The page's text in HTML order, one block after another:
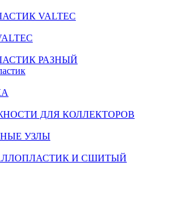
VALTEC
РАЗНЫЙ
ДЛЯ КОЛЛЕКТОРОВ
УЗЛЫ
И СШИТЫЙ